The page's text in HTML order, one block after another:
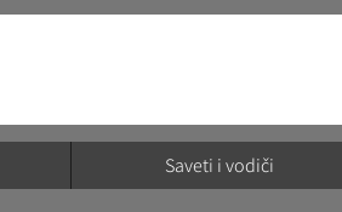
Saveti i vodiči